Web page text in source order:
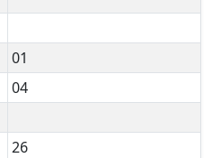
01
04
26